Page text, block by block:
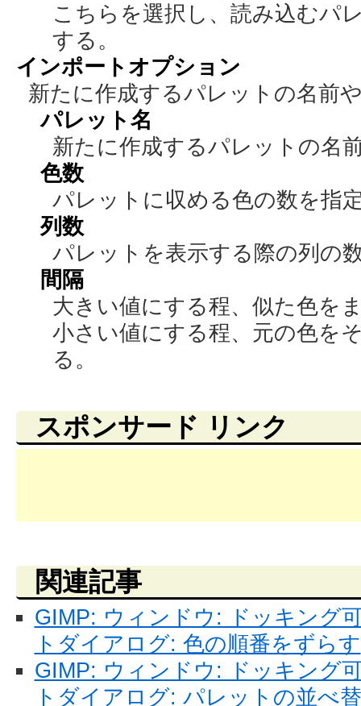
こちらを選択し、読み込むパ
する。
インポートオプション
新たに作成するパレットの名前
パレット名
新たに作成するパレットの名
色数
パレットに収める色の数を指
列数
パレットを表示する際の列の
間隔
大きい値にする程、似た色を
小さい値にする程、元の色を
る。
スポンサード リンク
関連記事
GIMP: ウィンドウ: ドッキング
トダイアログ: 色の順番をずらす
GIMP: ウィンドウ: ドッキング
トダイアログ: パレットの並べ